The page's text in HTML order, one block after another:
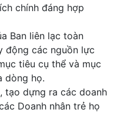
chính đáng hợp
Ban liên lạc toàn
động các nguồn lực
tiêu cụ thể và mục
dòng họ.
, tạo dựng ra các doanh
Doanh nhân trẻ họ